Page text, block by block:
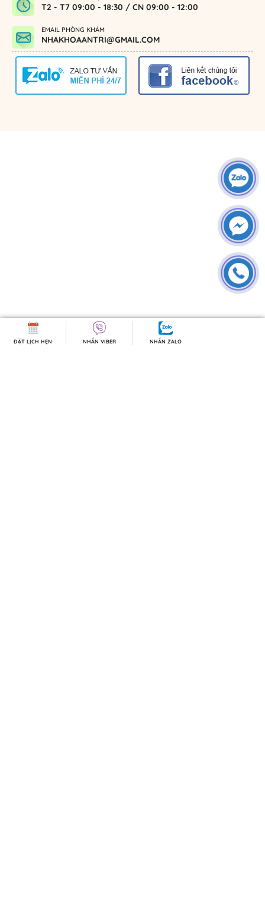
T2 - T7 09:00 - 18:30 / CN 09:00 - 12:00
EMAIL PHÒNG KHÁM
NHAKHOAANTRI@GMAIL.COM
ĐẶT LỊCH HẸN NHẮN VIBER NHẮN ZALO